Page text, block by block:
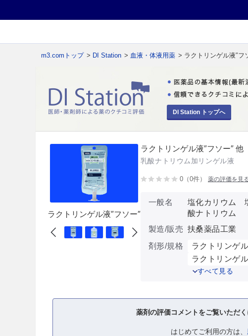
m3.comトップ > DI Station > 血液・体液用薬 > ラクトリンゲル液″フ
DI Station トップへ
ラクトリンゲル液″フソー″
ラクトリンゲル液″フソー″ 他
乳酸ナトリウム加リンゲル液
0（0件） 薬の評価を見
一般名
塩化カリウム
酸ナトリウム
製造/販売 扶桑薬品工業
剤形/規格
ラクトリンゲ
ラクトリンゲ
すべて見る
薬剤の評価コメントをご覧いただく
はじめてご利用の方は、